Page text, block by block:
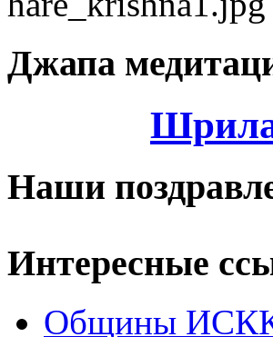
Джапа
Шрила
Наши
Интересные
Общины